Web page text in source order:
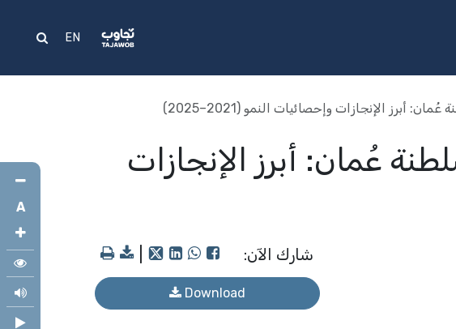
EN
الإنجازات وإحصائيات النمو (2021–2025)
عُمان: أبرز الإنجازات
شارك الآن:
Download
A